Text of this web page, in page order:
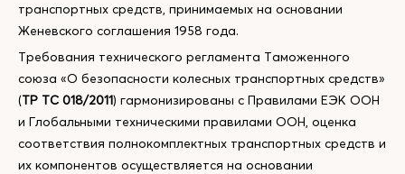
транспортных средств, принимаемых на основании
Женевского соглашения 1958 года.
Требования технического регламента Таможенного
союза «О безопасности колесных транспортных средств»
(ТР ТС 018/2011) гармонизированы с Правилами ЕЭК ООН
и Глобальными техническими правилами ООН, оценка
соответствия полнокомплектных транспортных средств и
их компонентов осуществляется на основании